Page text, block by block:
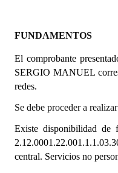
DOCUMENTOS
Informes de Gestión
Proyectos Presentados
Actas de Sesión
FUNDAMENTOS
El comprobante
SERGIO MANUEL
redes.
Se debe proceder a
Existe disponibilidad de
central. Servicios no